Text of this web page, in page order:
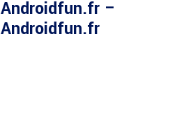
Androidfun.fr –
Androidfun.fr